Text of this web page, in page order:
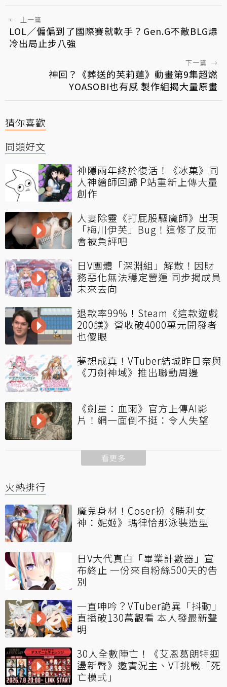
← 上一篇
LOL／偏偏到了國際賽就軟手？Gen.G不敵BLG爆
冷出局止步八強
下一篇 →
神回？《葬送的芙莉蓮》動畫第9集超燃
YOASOBI也有感 製作組揭大量原畫
猜你喜歡
同類好文
神隱兩年終於復活！《冰菓》同
人神繪師回歸 P站重新上傳大量
創作
人妻除靈《打屁股驅魔師》出現
「梅川伊芙」Bug！這修了反而
會被負評吧
日V團體「深淵組」解散！因財
務惡化無法穩定營運 同步揭成員
未來去向
退款率99%！Steam《這款遊戲
200鎂》營收破4000萬元開發者
也傻眼
夢想成真！VTuber結城昨日奈與
《刀劍神域》推出聯動周邊
《劍星：血雨》官方上傳AI影
片！網一面倒不挺：令人失望
看更多
火熱排行
魔鬼身材！Coser扮《勝利女
神：妮姬》瑪律恰那泳裝造型
日V大代真白「畢業計數器」宣
布終止 一份來自粉絲500天的告
別
一直呻吟？VTuber詭異「抖動」
直播破130萬觀看 本人發最新聲
明
30人全數陣亡！《艾恩葛朗特迴
盪新聲》邀實況主、VT挑戰「死
亡模式」